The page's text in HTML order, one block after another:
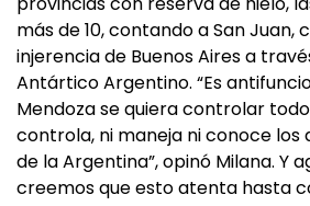
más de 10, contando a San Juan,
injerencia de Buenos Aires a
Antártico Argentino. “Es
Mendoza se quiera controlar
controla, ni maneja ni conoce los
de la Argentina”, opinó Milana. Y
creemos que esto atenta hasta